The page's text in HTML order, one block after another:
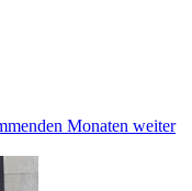
Monaten weiter